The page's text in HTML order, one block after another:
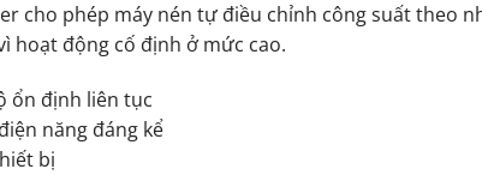
cho phép máy nén tự điều chỉnh công suất theo
hoạt động cố định ở mức cao.
ổn định liên tục
năng đáng kể
bị